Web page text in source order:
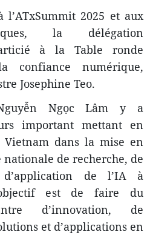
l’ATxSummit 2025 et aux
la délégation
à la Table ronde
confiance numérique,
Josephine Teo.
Ngọc Lâm y a
important mettant en
dans la mise en
de recherche, de
de l’IA à
est de faire du
d’innovation, de
et d’applications en